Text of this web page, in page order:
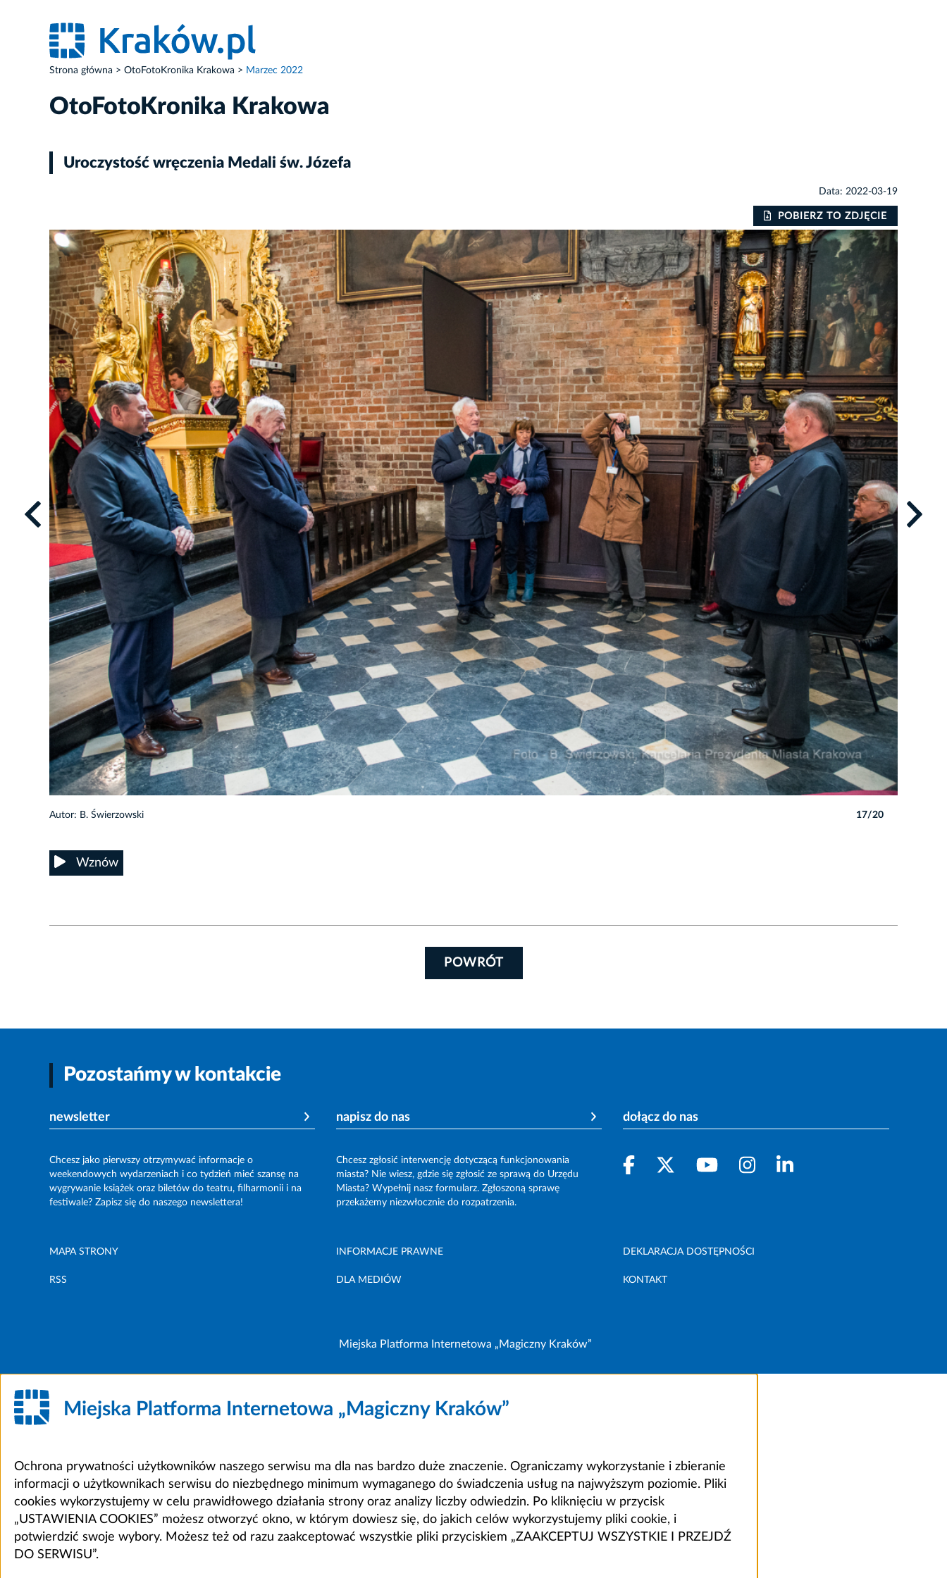
Strona główna OtoFotoKronika Krakowa Marzec 2022
OtoFotoKronika Krakowa
Uroczystość wręczenia Medali św. Józefa
Data: 2022-03-19
POBIERZ TO ZDJĘCIE
Autor: B. Świerzowski 17/20
Wznów
POWRÓT
Pozostańmy w kontakcie
newsletter
Chcesz jako pierwszy otrzymywać informacje o
weekendowych wydarzeniach i co tydzień mieć szansę na
wygrywanie książek oraz biletów do teatru, filharmonii i na
festiwale? Zapisz się do naszego newslettera!
napisz do nas
Chcesz zgłosić interwencję dotyczącą funkcjonowania
miasta? Nie wiesz, gdzie się zgłosić ze sprawą do Urzędu
Miasta? Wypełnij nasz formularz. Zgłoszoną sprawę
przekażemy niezwłocznie do rozpatrzenia.
dołącz do nas
MAPA STRONY INFORMACJE PRAWNE DEKLARACJA DOSTĘPNOŚCI
RSS DLA MEDIÓW KONTAKT
Miejska Platforma Internetowa „Magiczny Kraków”
Miejska Platforma Internetowa „Magiczny Kraków”
Ochrona prywatności użytkowników naszego serwisu ma dla nas bardzo duże znaczenie. Ograniczamy wykorzystanie i zbieranie
informacji o użytkownikach serwisu do niezbędnego minimum wymaganego do świadczenia usług na najwyższym poziomie. Pliki
cookies wykorzystujemy w celu prawidłowego działania strony oraz analizy liczby odwiedzin. Po kliknięciu w przycisk
„USTAWIENIA COOKIES” możesz otworzyć okno, w którym dowiesz się, do jakich celów wykorzystujemy pliki cookie, i
potwierdzić swoje wybory. Możesz też od razu zaakceptować wszystkie pliki przyciskiem „ZAAKCEPTUJ WSZYSTKIE I PRZEJDŹ
DO SERWISU”.